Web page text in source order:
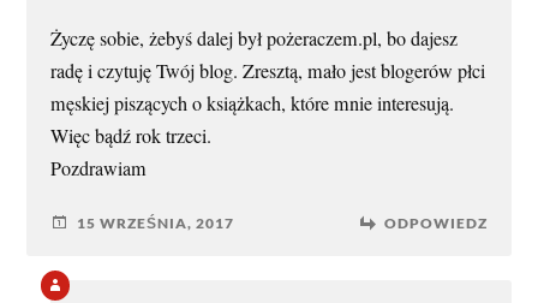
Życzę sobie, żebyś dalej był pożeraczem.pl, bo dajesz
radę i czytuję Twój blog. Zresztą, mało jest blogerów płci
męskiej piszących o książkach, które mnie interesują.
Więc bądź rok trzeci.
Pozdrawiam
15 WRZEŚNIA, 2017 ODPOWIEDZ